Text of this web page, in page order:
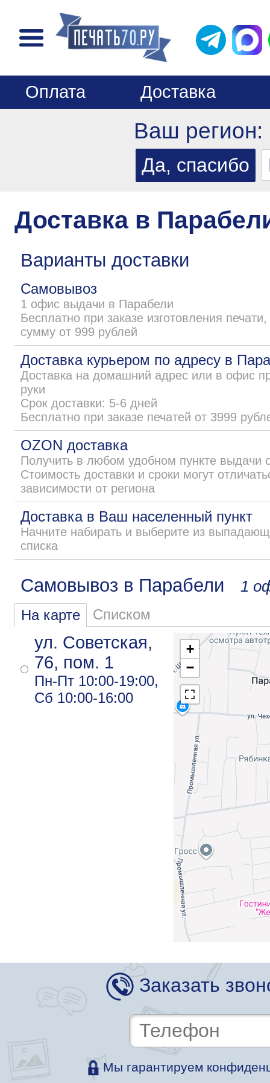
Оплата Доставка
Ваш регион:
Доставка в
Варианты доставки
Самовывоз
1 офис выдачи в Парабели
Бесплатно при заказе изготовления
сумму от 999 рублей
Доставка курьером по адресу в
Доставка на домашний адрес или в офис
руки
Срок доставки: 5-6 дней
Бесплатно при заказе печатей от 3999
OZON доставка
Получить в любом удобном пункте выдачи
Стоимость доставки и сроки могут
зависимости от региона
Доставка в Ваш населенный пункт
Начните набирать и выберите из
списка
Самовывоз в Парабели 1
На карте Списком
+
−
ул. Советская,
76, пом. 1
Пн-Пт 10:00-19:00,
Сб 10:00-16:00
Заказать
Мы гарантируем